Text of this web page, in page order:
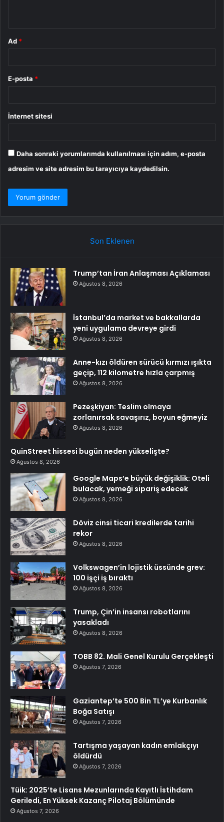
Ad *
E-posta *
İnternet sitesi
Daha sonraki yorumlarımda kullanılması için adım, e-posta
adresim ve site adresim bu tarayıcıya kaydedilsin.
Son Eklenen
Trump’tan İran Anlaşması Açıklaması
Ağustos 8, 2026
İstanbul’da market ve bakkallarda
yeni uygulama devreye girdi
Ağustos 8, 2026
Anne-kızı öldüren sürücü kırmızı ışıkta
geçip, 112 kilometre hızla çarpmış
Ağustos 8, 2026
Pezeşkiyan: Teslim olmaya
zorlanırsak savaşırız, boyun eğmeyiz
Ağustos 8, 2026
QuinStreet hissesi bugün neden yükselişte?
Ağustos 8, 2026
Google Maps’e büyük değişiklik: Oteli
bulacak, yemeği sipariş edecek
Ağustos 8, 2026
Döviz cinsi ticari kredilerde tarihi
rekor
Ağustos 8, 2026
Volkswagen’in lojistik üssünde grev:
100 işçi iş bıraktı
Ağustos 8, 2026
Trump, Çin’in insansı robotlarını
yasakladı
Ağustos 8, 2026
TOBB 82. Mali Genel Kurulu Gerçekleşti
Ağustos 7, 2026
Gaziantep’te 500 Bin TL’ye Kurbanlık
Boğa Satışı
Ağustos 7, 2026
Tartışma yaşayan kadın emlakçıyı
öldürdü
Ağustos 7, 2026
Tüik: 2025’te Lisans Mezunlarında Kayıtlı İstihdam
Geriledi, En Yüksek Kazanç Pilotaj Bölümünde
Ağustos 7, 2026